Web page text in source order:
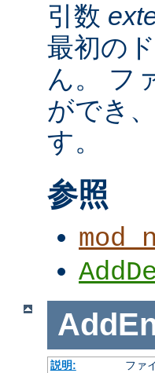
引数
最初の
ん。 フ
ができ、
す。
参照
説明:
ファ